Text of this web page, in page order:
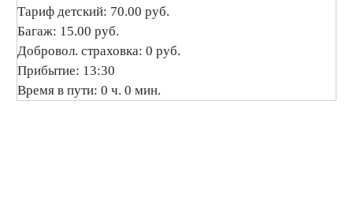
Тариф детский: 70.00 руб.
Багаж: 15.00 руб.
Добровол. страховка: 0 руб.
Прибытие: 13:30
Время в пути: 0 ч. 0 мин.